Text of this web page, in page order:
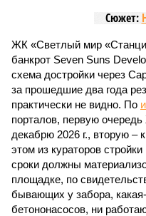
Сюжет:
ЖК «Светлый мир
банкрот Seven Suns
схема достройки через
за прошедшие два года
практически не видно. По
порталов, первую
декабрю 2026 г., вторую –
этом из кураторов
сроки должны
площадке, по
бывающих у забора,
бетононасосов, ни